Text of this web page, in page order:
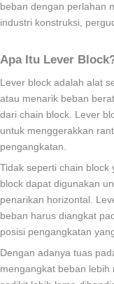
beban dengan perlahan
industri konstruksi,
Apa Itu Lever
Lever block adalah alat
atau menarik beban
dari chain block. Lever
untuk menggerakkan
pengangkatan.
Tidak seperti chain
block dapat digunakan
penarikan horizontal.
beban harus diangkat
posisi pengangkatan
Dengan adanya tuas
mengangkat beban